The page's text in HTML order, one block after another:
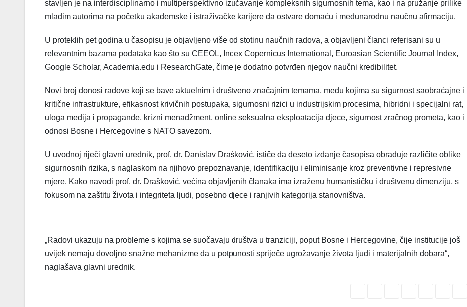
stavljen je na interdisciplinarno i multiperspektivno izučavanje kompleksnih sigurnosnih tema, kao i na pružanje prilike
mladim autorima na početku akademske i istraživačke karijere da ostvare domaću i međunarodnu naučnu afirmaciju.
U proteklih pet godina u časopisu je objavljeno više od stotinu naučnih radova, a objavljeni članci referisani su u
relevantnim bazama podataka kao što su CEEOL, Index Copernicus International, Euroasian Scientific Journal Index,
Google Scholar, Academia.edu i ResearchGate, čime je dodatno potvrđen njegov naučni kredibilitet.
Novi broj donosi radove koji se bave aktuelnim i društveno značajnim temama, među kojima su sigurnost saobraćajne i
kritične infrastrukture, efikasnost krivičnih postupaka, sigurnosni rizici u industrijskim procesima, hibridni i specijalni rat,
uloga medija i propagande, krizni menadžment, online seksualna eksploatacija djece, sigurnost zračnog prometa, kao i
odnosi Bosne i Hercegovine s NATO savezom.
U uvodnoj riječi glavni urednik, prof. dr. Danislav Drašković, ističe da deseto izdanje časopisa obrađuje različite oblike
sigurnosnih rizika, s naglaskom na njihovo prepoznavanje, identifikaciju i eliminisanje kroz preventivne i represivne
mjere. Kako navodi prof. dr. Drašković, većina objavljenih članaka ima izraženu humanističku i društvenu dimenziju, s
fokusom na zaštitu života i integriteta ljudi, posebno djece i ranjivih kategorija stanovništva.
„Radovi ukazuju na probleme s kojima se suočavaju društva u tranziciji, poput Bosne i Hercegovine, čije institucije još
uvijek nemaju dovoljno snažne mehanizme da u potpunosti spriječe ugrožavanje života ljudi i materijalnih dobara“,
naglašava glavni urednik.